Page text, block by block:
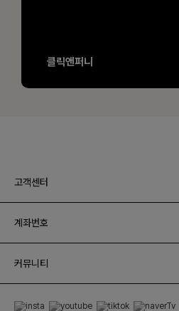
고객센터
계좌번호
커뮤니티